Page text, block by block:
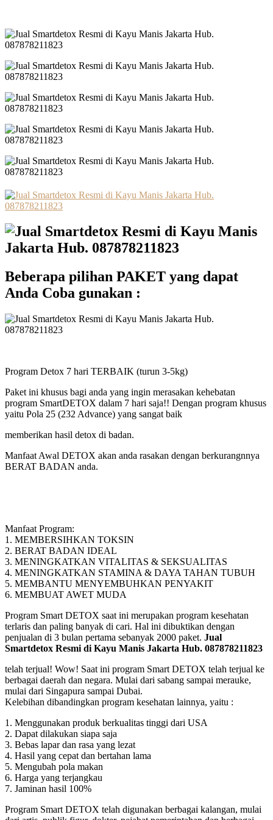
Beberapa pilihan PAKET yang dapat
Anda Coba gunakan :
Program Detox 7 hari TERBAIK (turun 3-5kg)
Paket ini khusus bagi anda yang ingin merasakan kehebatan
program SmartDETOX dalam 7 hari saja!! Dengan program khusus
yaitu Pola 25 (232 Advance) yang sangat baik
memberikan hasil detox di badan.
Manfaat Awal DETOX akan anda rasakan dengan berkurangnnya
BERAT BADAN anda.
Manfaat Program:
1. MEMBERSIHKAN TOKSIN
2. BERAT BADAN IDEAL
3. MENINGKATKAN VITALITAS & SEKSUALITAS
4. MENINGKATKAN STAMINA & DAYA TAHAN TUBUH
5. MEMBANTU MENYEMBUHKAN PENYAKIT
6. MEMBUAT AWET MUDA
Program Smart DETOX saat ini merupakan program kesehatan
terlaris dan paling banyak di cari. Hal ini dibuktikan dengan
penjualan di 3 bulan pertama sebanyak 2000 paket. Jual
Smartdetox Resmi di Kayu Manis Jakarta Hub. 087878211823
telah terjual! Wow! Saat ini program Smart DETOX telah terjual ke
berbagai daerah dan negara. Mulai dari sabang sampai merauke,
mulai dari Singapura sampai Dubai.
Kelebihan dibandingkan program kesehatan lainnya, yaitu :
1. Menggunakan produk berkualitas tinggi dari USA
2. Dapat dilakukan siapa saja
3. Bebas lapar dan rasa yang lezat
4. Hasil yang cepat dan bertahan lama
5. Mengubah pola makan
6. Harga yang terjangkau
7. Jaminan hasil 100%
Program Smart DETOX telah digunakan berbagai kalangan, mulai